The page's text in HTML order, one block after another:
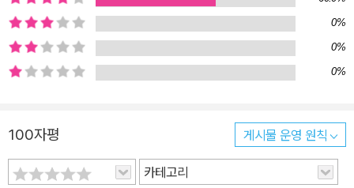
아 있습니다. 끈을 처음 본 사자의 호기심 어린 표정, 끈을 끊으려는
시도를 하기 전 동물들의 의기양양한 모습과 실패한 뒤의 머쓱한 표
정, 잔뜩 기대를 하고 있는 사자의 표정이 생생하게 살아 있습니다. 보
는 이로 하여금 웃을 수밖에 없게 만드는 동물들의 표정과 몸짓을 하
0%
0%
0%
100자평 게시물 운영 원칙
카테고리